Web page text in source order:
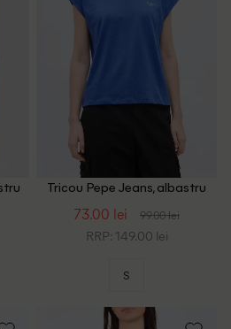
Tricou Pepe Jeans, albastru
73.00 lei 99.00 lei
RRP: 149.00 lei
S